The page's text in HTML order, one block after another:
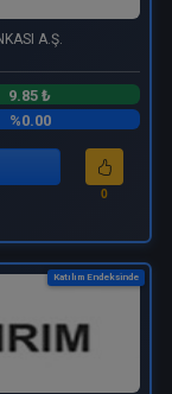
A.Ş.
9.85 ₺
%0.00
0
Katılım Endeksinde